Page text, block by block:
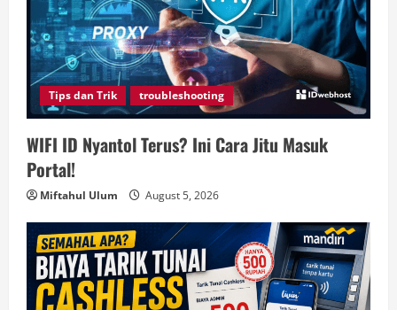
Tips dan Trik troubleshooting
WIFI ID Nyantol Terus? Ini Cara Jitu Masuk
Portal!
Miftahul Ulum August 5, 2026